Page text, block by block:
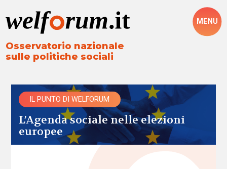
Osservatorio nazionale
sulle politiche sociali
MENU
IL PUNTO DI WELFORUM
L’Agenda sociale nelle elezioni
europee